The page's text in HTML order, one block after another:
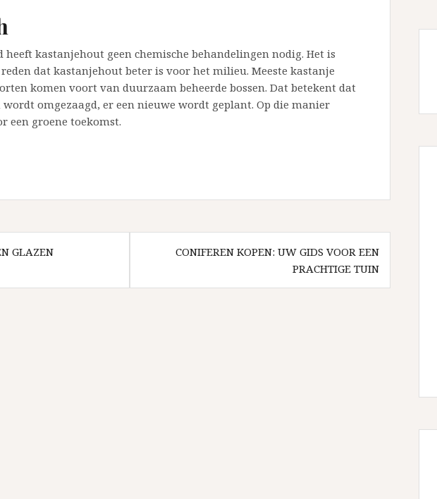
heeft kastanjehout geen chemische behandelingen nodig. Het is
dat kastanjehout beter is voor het milieu. Meeste kastanje
komen voort van duurzaam beheerde bossen. Dat betekent dat
omgezaagd, er een nieuwe wordt geplant. Op die manier
een groene toekomst.
GLAZEN
CONIFEREN KOPEN: UW GIDS VOOR EEN
PRACHTIGE TUIN